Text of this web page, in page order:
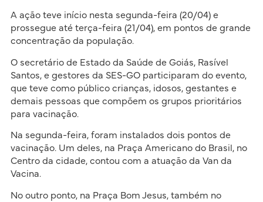
A ação teve início nesta segunda-feira (20/04) e
prossegue até terça-feira (21/04), em pontos de grande
concentração da população.
O secretário de Estado da Saúde de Goiás, Rasível
Santos, e gestores da SES-GO participaram do evento,
que teve como público crianças, idosos, gestantes e
demais pessoas que compõem os grupos prioritários
para vacinação.
Na segunda-feira, foram instalados dois pontos de
vacinação. Um deles, na Praça Americano do Brasil, no
Centro da cidade, contou com a atuação da Van da
Vacina.
No outro ponto, na Praça Bom Jesus, também no